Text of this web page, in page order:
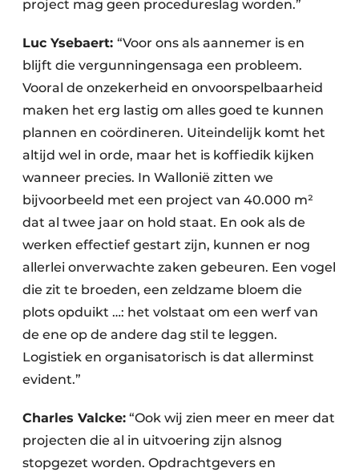
project mag geen procedureslag worden.”
Luc Ysebaert: “Voor ons als aannemer is en
blijft die vergunningensaga een probleem.
Vooral de onzekerheid en onvoorspelbaarheid
maken het erg lastig om alles goed te kunnen
plannen en coördineren. Uiteindelijk komt het
altijd wel in orde, maar het is koffiedik kijken
wanneer precies. In Wallonië zitten we
bijvoorbeeld met een project van 40.000 m²
dat al twee jaar on hold staat. En ook als de
werken effectief gestart zijn, kunnen er nog
allerlei onverwachte zaken gebeuren. Een vogel
die zit te broeden, een zeldzame bloem die
plots opduikt …: het volstaat om een werf van
de ene op de andere dag stil te leggen.
Logistiek en organisatorisch is dat allerminst
evident.”
Charles Valcke: “Ook wij zien meer en meer dat
projecten die al in uitvoering zijn alsnog
stopgezet worden. Opdrachtgevers en